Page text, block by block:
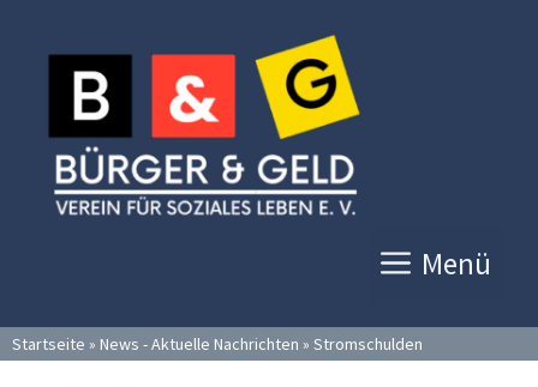
Inhalt
springen
Menü
Startseite » News - Aktuelle Nachrichten » Stromschulden